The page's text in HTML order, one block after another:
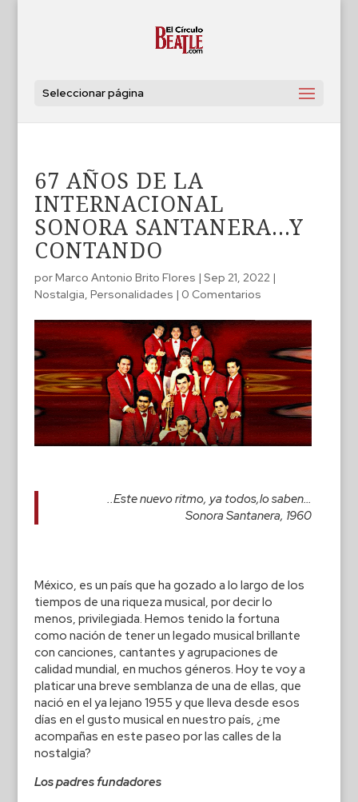
Seleccionar página
67 AÑOS DE LA
INTERNACIONAL
SONORA SANTANERA…Y
CONTANDO
porMarco Antonio Brito Flores | Sep 21, 2022|
Nostalgia, Personalidades | 0 Comentarios
..Este nuevo ritmo, ya todos,lo saben…
Sonora Santanera, 1960
México, es un país que ha gozado a lo largo de los
tiempos de una riqueza musical, por decir lo
menos, privilegiada. Hemos tenido la fortuna
como nación de tener un legado musical brillante
con canciones, cantantes y agrupaciones de
calidad mundial, en muchos géneros. Hoy te voy a
platicar una breve semblanza de una de ellas, que
nació en el ya lejano 1955 y que lleva desde esos
días en el gusto musical en nuestro país, ¿me
acompañas en este paseo por las calles de la
nostalgia?
Los padres fundadores